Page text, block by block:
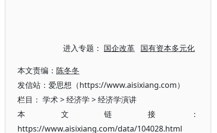
进入专题： 国企改革 国有资本多元化
本文责编： 陈冬冬
发信站：爱思想（https://www.aisixiang.com）
栏目： 学术>经济学 >经济学演讲
本文链接：
https://www.aisixiang.com/data/104028.html